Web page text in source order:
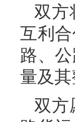
双方
互利
路、
量及
双方